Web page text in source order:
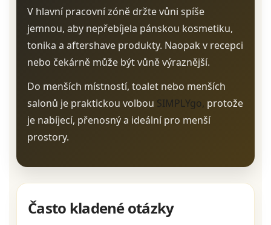
V hlavní pracovní zóně držte vůni spíše
jemnou, aby nepřebíjela pánskou kosmetiku,
tonika a aftershave produkty. Naopak v recepci
nebo čekárně může být vůně výraznější.
Do menších místností, toalet nebo menších
salonů je praktickou volbou SIMPLYgo, protože
je nabíjecí, přenosný a ideální pro menší
prostory.
Často kladené otázky